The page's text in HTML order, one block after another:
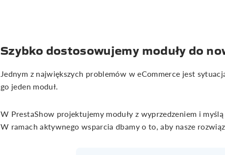
Szybko dostosowujemy moduły do
Jednym z największych problemów w eCommerce jest
go jeden moduł.
W PrestaShow projektujemy moduły z wyprzedzeniem i
W ramach aktywnego wsparcia dbamy o to, aby nasze